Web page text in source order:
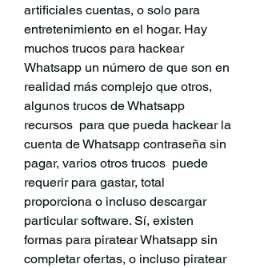
artificiales cuentas, o solo para
entretenimiento en el hogar. Hay
muchos trucos para hackear
Whatsapp un número de que son en
realidad más complejo que otros,
algunos trucos de Whatsapp
recursos  para que pueda hackear la
cuenta de Whatsapp contraseña sin
pagar, varios otros trucos  puede
requerir para gastar, total
proporciona o incluso descargar
particular software. Sí, existen
formas para piratear Whatsapp sin
completar ofertas, o incluso piratear